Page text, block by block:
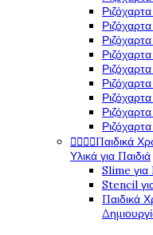
Παιδικά
Υλικά για Παιδιά
Slime για
Stencil
Παιδικά